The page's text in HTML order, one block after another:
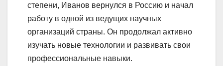
степени, Иванов вернулся в Россию и начал
работу в одной из ведущих научных
организаций страны. Он продолжал активно
изучать новые технологии и развивать свои
профессиональные навыки.